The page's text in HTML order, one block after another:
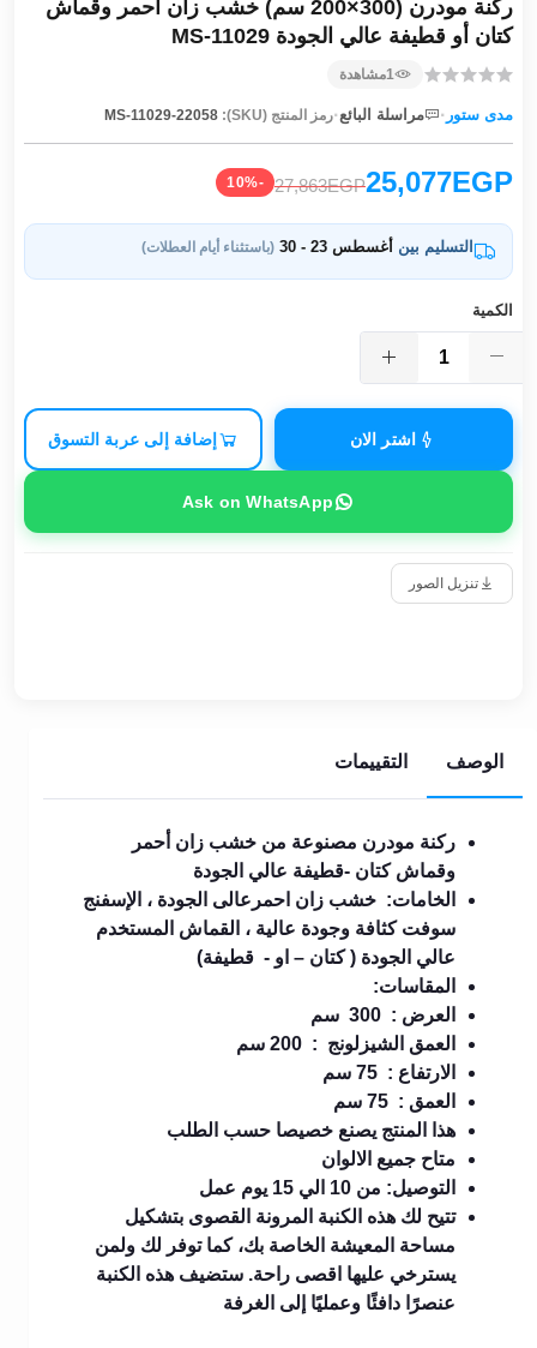
ركنة مودرن (300×200 سم) خشب زان أحمر وقماش
كتان أو قطيفة عالي الجودة MS-11029
1مشاهدة
مدى ستور · مراسلة البائع·رمز المنتج (SKU): MS-11029-22058
25,077EGP
27,863EGP
-10%
التسليم بين أغسطس 23 - 30 (باستثناء أيام العطلات)
الكمية
اشتر الان إضافة إلى عربة التسوق
Ask on WhatsApp
تنزيل الصور
الوصف التقييمات
ركنة مودرن مصنوعة من خشب زان أحمر
وقماش كتان -قطيفة عالي الجودة
الخامات: خشب زان احمرعالى الجودة ، الإسفنج
سوفت كثافة وجودة عالية ، القماش المستخدم
عالي الجودة ( كتان – او - قطيفة)
المقاسات:
العرض : 300 سم
العمق الشيزلونج : 200 سم
الارتفاع : 75 سم
العمق : 75 سم
هذا المنتج يصنع خصيصا حسب الطلب
متاح جميع الالوان
التوصيل: من 10 الي 15 يوم عمل
تتيح لك هذه الكنبة المرونة القصوى بتشكيل
مساحة المعيشة الخاصة بك، كما توفر لك ولمن
يسترخي عليها اقصى راحة. ستضيف هذه الكنبة
عنصرًا دافئًا وعمليًا إلى الغرفة